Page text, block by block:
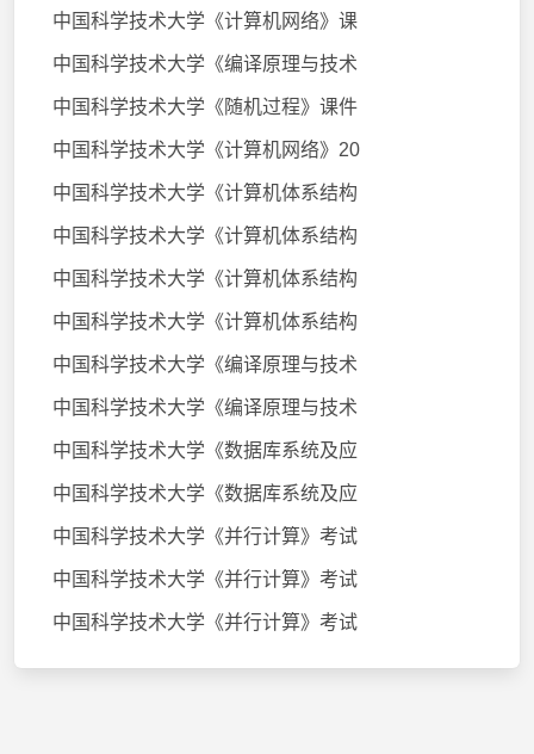
中国科学技术大学《计算机网络》课
中国科学技术大学《编译原理与技术
中国科学技术大学《随机过程》课件
中国科学技术大学《计算机网络》20
中国科学技术大学《计算机体系结构
中国科学技术大学《计算机体系结构
中国科学技术大学《计算机体系结构
中国科学技术大学《计算机体系结构
中国科学技术大学《编译原理与技术
中国科学技术大学《编译原理与技术
中国科学技术大学《数据库系统及应
中国科学技术大学《数据库系统及应
中国科学技术大学《并行计算》考试
中国科学技术大学《并行计算》考试
中国科学技术大学《并行计算》考试